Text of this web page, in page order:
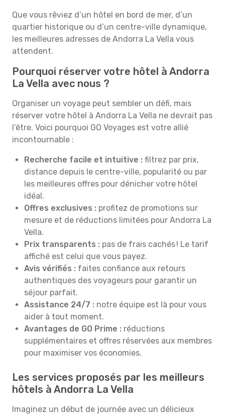
Que vous rêviez d’un hôtel en bord de mer, d’un
quartier historique ou d’un centre-ville dynamique,
les meilleures adresses de Andorra La Vella vous
attendent.
Pourquoi réserver votre hôtel à Andorra
La Vella avec nous ?
Organiser un voyage peut sembler un défi, mais
réserver votre hôtel à Andorra La Vella ne devrait pas
l’être. Voici pourquoi GO Voyages est votre allié
incontournable :
Recherche facile et intuitive : filtrez par prix,
distance depuis le centre-ville, popularité ou par
les meilleures offres pour dénicher votre hôtel
idéal.
Offres exclusives : profitez de promotions sur
mesure et de réductions limitées pour Andorra La
Vella.
Prix transparents : pas de frais cachés ! Le tarif
affiché est celui que vous payez.
Avis vérifiés : faites confiance aux retours
authentiques des voyageurs pour garantir un
séjour parfait.
Assistance 24/7 : notre équipe est là pour vous
aider à tout moment.
Avantages de GO Prime : réductions
supplémentaires et offres réservées aux membres
pour maximiser vos économies.
Les services proposés par les meilleurs
hôtels à Andorra La Vella
Imaginez un début de journée avec un délicieux